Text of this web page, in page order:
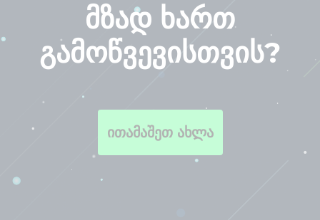
მზად ხართ
გამოწვევისთვის?
ითამაშეთ ახლა